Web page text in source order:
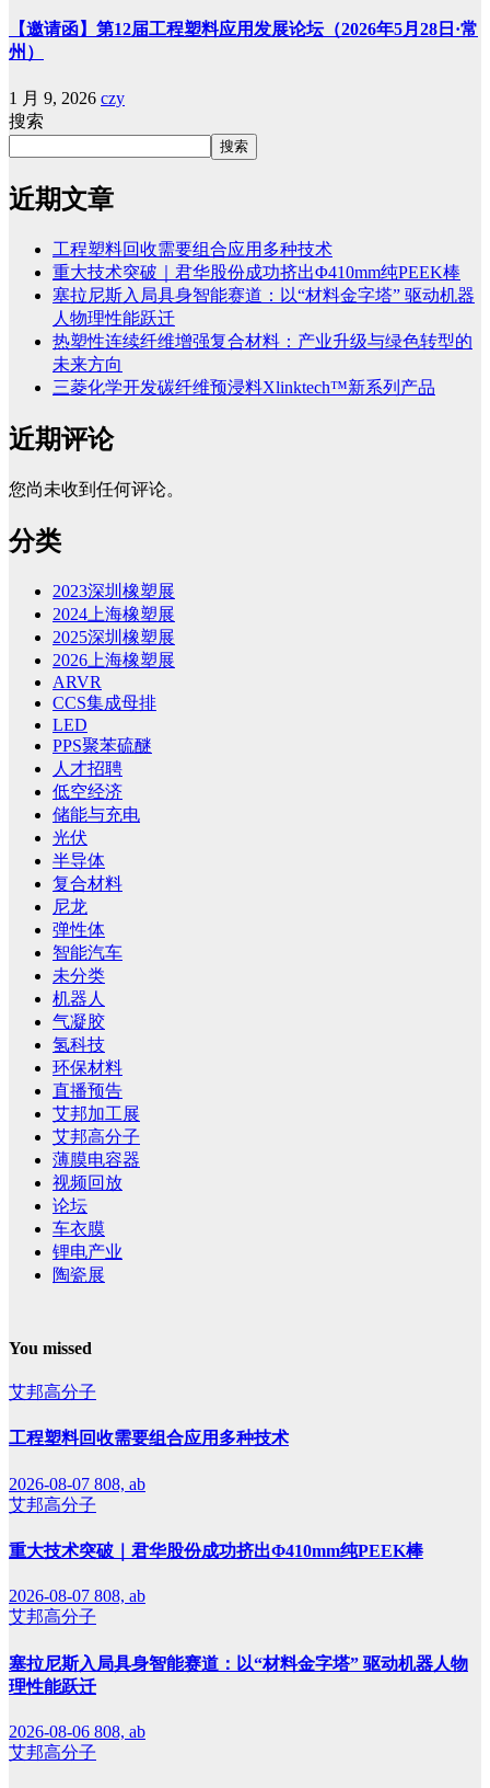
【邀请函】第12届工程塑料应用发展论坛（2026年5月28日·常
州）
1 月 9, 2026 czy
搜索
搜索
近期文章
工程塑料回收需要组合应用多种技术
重大技术突破｜君华股份成功挤出Φ410mm纯PEEK棒
塞拉尼斯入局具身智能赛道：以“材料金字塔” 驱动机器
人物理性能跃迁
热塑性连续纤维增强复合材料：产业升级与绿色转型的
未来方向
三菱化学开发碳纤维预浸料Xlinktech™新系列产品
近期评论
您尚未收到任何评论。
分类
2023深圳橡塑展
2024上海橡塑展
2025深圳橡塑展
2026上海橡塑展
ARVR
CCS集成母排
LED
PPS聚苯硫醚
人才招聘
低空经济
储能与充电
光伏
半导体
复合材料
尼龙
弹性体
智能汽车
未分类
机器人
气凝胶
氢科技
环保材料
直播预告
艾邦加工展
艾邦高分子
薄膜电容器
视频回放
论坛
车衣膜
锂电产业
陶瓷展
You missed
艾邦高分子
工程塑料回收需要组合应用多种技术
2026-08-07 808, ab
艾邦高分子
重大技术突破｜君华股份成功挤出Φ410mm纯PEEK棒
2026-08-07 808, ab
艾邦高分子
塞拉尼斯入局具身智能赛道：以“材料金字塔” 驱动机器人物
理性能跃迁
2026-08-06 808, ab
艾邦高分子